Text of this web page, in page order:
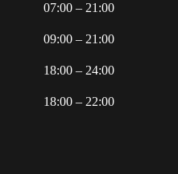
07:00 – 21:00
09:00 – 21:00
18:00 – 24:00
18:00 – 22:00